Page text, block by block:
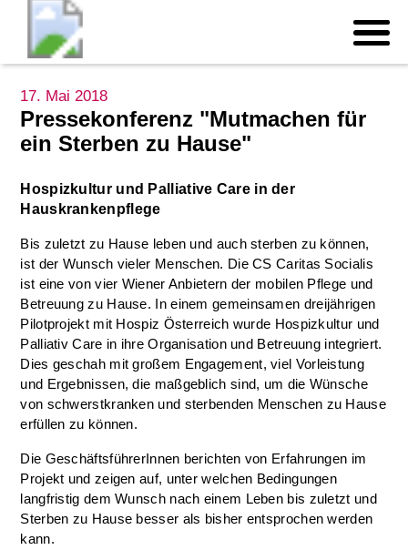
17. Mai 2018
Pressekonferenz "Mutmachen für
ein Sterben zu Hause"
Hospizkultur und Palliative Care in der
Hauskrankenpflege
Bis zuletzt zu Hause leben und auch sterben zu können,
ist der Wunsch vieler Menschen. Die CS Caritas Socialis
ist eine von vier Wiener Anbietern der mobilen Pflege und
Betreuung zu Hause. In einem gemeinsamen dreijährigen
Pilotprojekt mit Hospiz Österreich wurde Hospizkultur und
Palliativ Care in ihre Organisation und Betreuung integriert.
Dies geschah mit großem Engagement, viel Vorleistung
und Ergebnissen, die maßgeblich sind, um die Wünsche
von schwerstkranken und sterbenden Menschen zu Hause
erfüllen zu können.
Die GeschäftsführerInnen berichten von Erfahrungen im
Projekt und zeigen auf, unter welchen Bedingungen
langfristig dem Wunsch nach einem Leben bis zuletzt und
Sterben zu Hause besser als bisher entsprochen werden
kann.